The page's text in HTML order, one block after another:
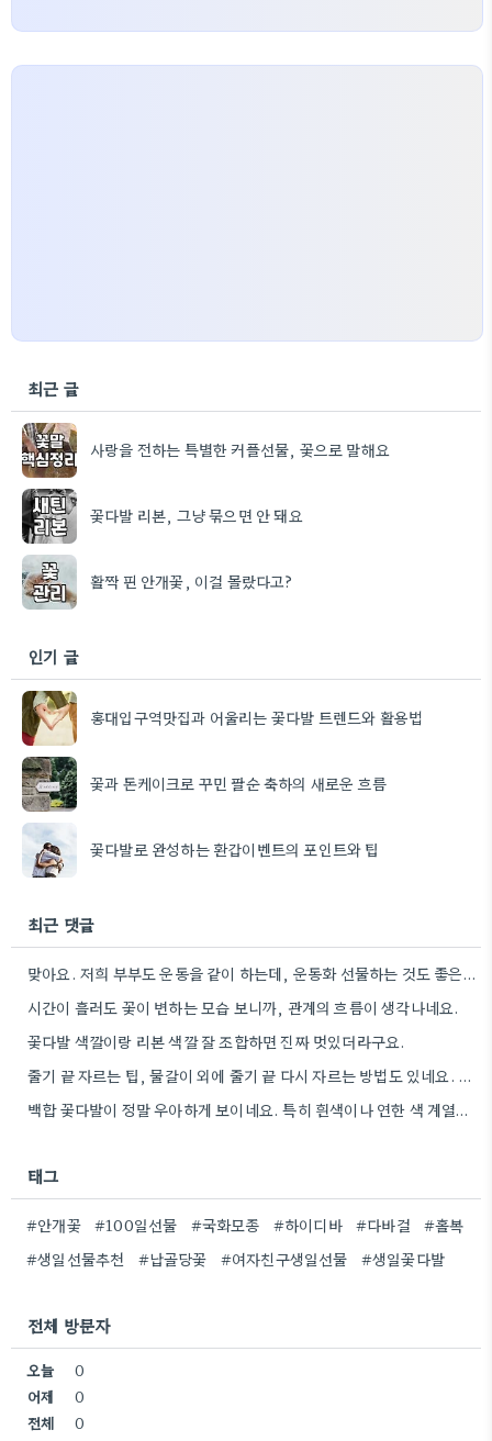
최근 글
사랑을 전하는 특별한 커플선물, 꽃으로 말해요
꽃다발 리본, 그냥 묶으면 안 돼요
활짝 핀 안개꽃, 이걸 몰랐다고?
인기 글
홍대입구역맛집과 어울리는 꽃다발 트렌드와 활용법
꽃과 돈케이크로 꾸민 팔순 축하의 새로운 흐름
꽃다발로 완성하는 환갑이벤트의 포인트와 팁
최근 댓글
맞아요. 저희 부부도 운동을 같이 하는데, 운동화 선물하는 것도 좋은 생각이었네요. 꽃과 함께라면 더 센스…
시간이 흘러도 꽃이 변하는 모습 보니까, 관계의 흐름이 생각나네요.
꽃다발 색깔이랑 리본 색깔 잘 조합하면 진짜 멋있더라구요.
줄기 끝 자르는 팁, 물갈이 외에 줄기 끝 다시 자르는 방법도 있네요. 그거 완전 꿀팁인…
백합 꽃다발이 정말 우아하게 보이네요. 특히 흰색이나 연한 색 계열이 안전한 선택인 것 같아요.
태그
#안개꽃 #100일선물 #국화모종 #하이디바 #다바걸
#홀복
#생일선물추천
#납골당꽃 #여자친구생일선물 #생일꽃다발
전체 방문자
오늘
0
어제
0
전체
0